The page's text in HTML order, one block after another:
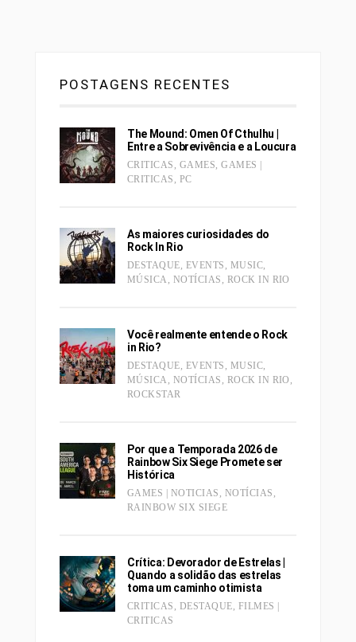
POSTAGENS RECENTES
The Mound: Omen Of Cthulhu |
Entre a Sobrevivência e a Loucura
CRITICAS , GAMES,GAMES |
CRITICAS , PC
As maiores curiosidades do
Rock In Rio
DESTAQUE, EVENTS , MUSIC,
MÚSICA , NOTÍCIAS , ROCK IN RIO
Você realmente entende o Rock
in Rio?
DESTAQUE, EVENTS , MUSIC,
MÚSICA , NOTÍCIAS , ROCK IN RIO ,
ROCKSTAR
Por que a Temporada 2026 de
Rainbow Six Siege Promete ser
Histórica
GAMES | NOTICIAS , NOTÍCIAS ,
RAINBOW SIX SIEGE
Crítica: Devorador de Estrelas |
Quando a solidão das estrelas
toma um caminho otimista
CRITICAS , DESTAQUE, FILMES |
CRITICAS